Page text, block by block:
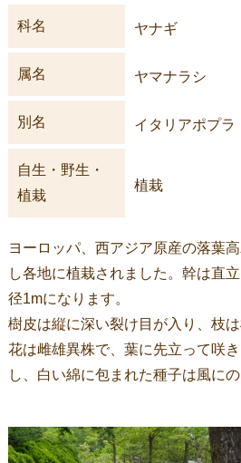
科名 ヤナギ
属名 ヤマナラシ
別名 イタリアポプラ
自生・野生・
植栽
植栽
ヨーロッパ、西アジア原産の落葉
し各地に植栽されました。幹は直
径1mになります。
樹皮は縦に深い裂け目が入り、枝は
花は雌雄異株で、葉に先立って咲
し、白い綿に包まれた種子は風にの